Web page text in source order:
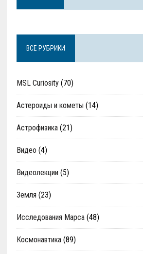
ВСЕ РУБРИКИ
MSL Curiosity(70)
Астероиды и кометы (14)
Астрофизика(21)
Видео (4)
Видеолекции (5)
Земля (23)
Исследования Марса(48)
Космонавтика(89)